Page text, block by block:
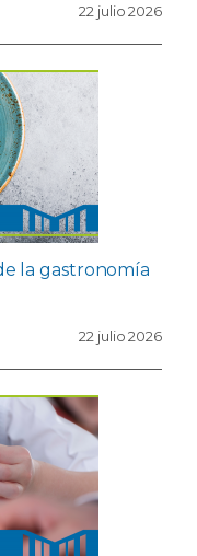
22 julio 2026
la gastronomía
22 julio 2026